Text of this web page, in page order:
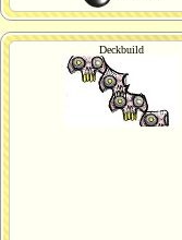
Deckbuild